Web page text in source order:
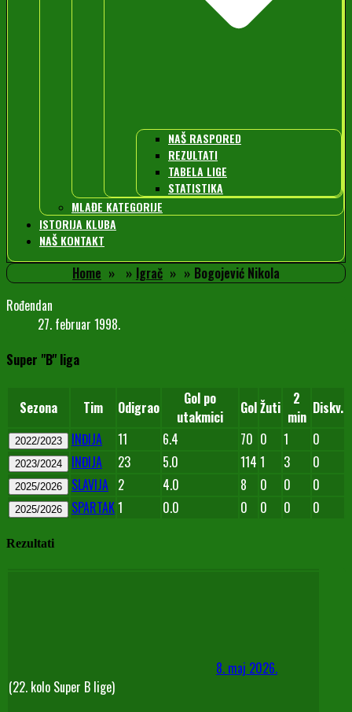
NAŠ RASPORED
REZULTATI
TABELA LIGE
STATISTIKA
MLAĐE KATEGORIJE
ISTORIJA KLUBA
NAŠ KONTAKT
Home Igrač
Bogojević Nikola
Rođendan
27. februar 1998.
Super "B" liga
Sezona Tim Odigrao
Gol po
utakmici
GolŽuti
2
min Diskv.
2022/2023 INĐIJA 11 6.4 70 0 1 0
2023/2024 INĐIJA 23 5.0 114 1 3 0
2025/2026 SLAVIJA 2 4.0 8 0 0 0
2025/2026 SPARTAK1 0.0 0 0 0 0
Rezultati
8. maj 2026.
(22. kolo Super B lige)